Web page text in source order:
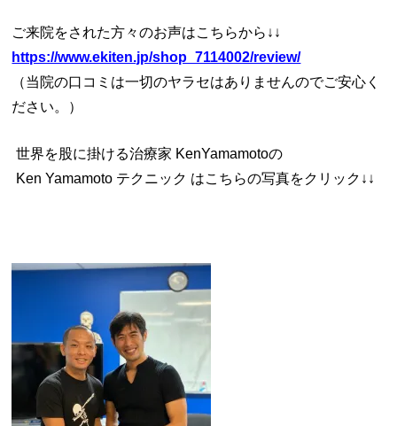
ご来院をされた方々のお声はこちらから↓↓
https://www.ekiten.jp/shop_7114002/review/
（当院の口コミは一切のヤラセはありませんのでご安心く
ださい。）
世界を股に掛ける治療家 KenYamamotoの
Ken Yamamoto テクニック はこちらの写真をクリック↓↓